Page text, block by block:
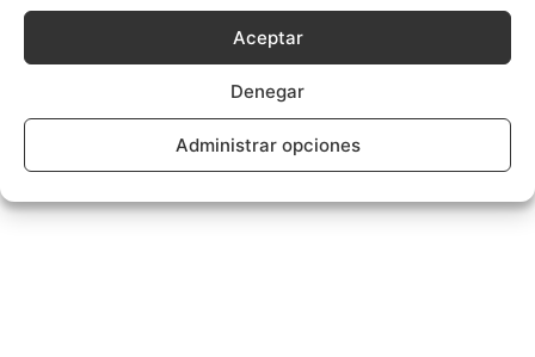
Aceptar
Denegar
Administrar opciones